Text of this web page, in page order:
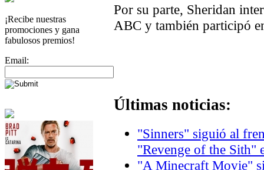
¡Recibe nuestras
promociones y gana
fabulosos premios!
Email:
Por su parte, Sheridan
ABC y también participó
Últimas noticias:
"Sinners" siguió al
"Revenge of the Sith"
"A Minecraft Movie"